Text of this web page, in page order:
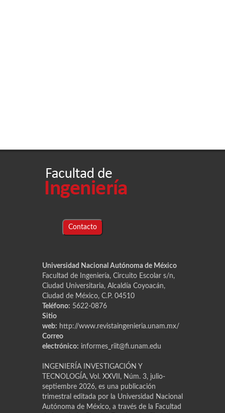
Contacto
Universidad Nacional Autónoma de México
Facultad de Ingeniería, Circuito Escolar s/n,
Ciudad Universitaria, Alcaldía Coyoacán,
Ciudad de México, C.P. 04510
Teléfono: 5622-0876
Sitio
web: http://www.revistaingenieria.unam.mx/
Correo
electrónico: informes_riit@fi.unam.edu
INGENIERÍA INVESTIGACIÓN Y
TECNOLOGÍA, Vol. XXVII, Núm. 3, julio-
septiembre 2026, es una publicación
trimestral editada por la Universidad Nacional
Autónoma de México, a través de la Facultad